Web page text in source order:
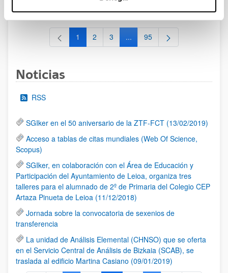
al 30/07/2026 (ambos incluídos)
Página
1 Página
2 Página
3 ...Páginas intermedias Use TAB
Página
95
Noticias
RSS
SGIker en el 50 aniversario de la ZTF-FCT (13/02/2019)
Acceso a tablas de citas mundiales (Web Of Science,
Scopus)
SGIker, en colaboración con el Área de Educación y
Participación del Ayuntamiento de Leioa, organiza tres
talleres para el alumnado de 2º de Primaria del Colegio CEP
Artaza Pinueta de Leioa (11/12/2018)
Jornada sobre la convocatoria de sexenios de
transferencia
La unidad de Análisis Elemental (CHNSO) que se oferta
en el Servicio Central de Análisis de Bizkaia (SCAB), se
traslada al edificio Martina Casiano (09/01/2019)